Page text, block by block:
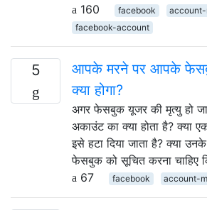
160
facebook
facebook-account
5
आपके मरने पर आपके
क्या होगा?
अगर फेसबुक यूजर की मृत्यु हो
अकाउंट का क्या होता है? क्या
इसे हटा दिया जाता है? क्या उनके
फेसबुक को सूचित करना चाहिए
67
facebook account-